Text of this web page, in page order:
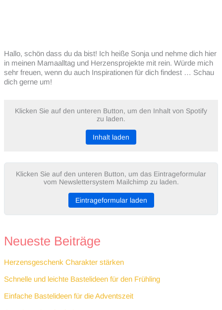
Hallo, schön dass du da bist! Ich heiße Sonja und nehme dich hier
in meinen Mamaalltag und Herzensprojekte mit rein. Würde mich
sehr freuen, wenn du auch Inspirationen für dich findest … Schau
dich gerne um!
Klicken Sie auf den unteren Button, um den Inhalt von Spotify
zu laden.
Inhalt laden
Klicken Sie auf den unteren Button, um das Eintrageformular
vom Newslettersystem Mailchimp zu laden.
Eintrageformular laden
Neueste Beiträge
Herzensgeschenk Charakter stärken
Schnelle und leichte Bastelideen für den Frühling
Einfache Bastelideen für die Adventszeit